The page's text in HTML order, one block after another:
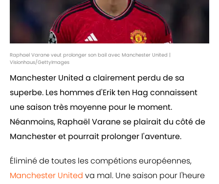
Raphael Varane veut prolonger son bail avec Manchester United |
Visionhaus/GettyImages
Manchester United a clairement perdu de sa
superbe. Les hommes d'Erik ten Hag connaissent
une saison très moyenne pour le moment.
Néanmoins, Raphaël Varane se plairait du côté de
Manchester et pourrait prolonger l'aventure.
Éliminé de toutes les compétions européennes,
Manchester United va mal. Une saison pour l'heure